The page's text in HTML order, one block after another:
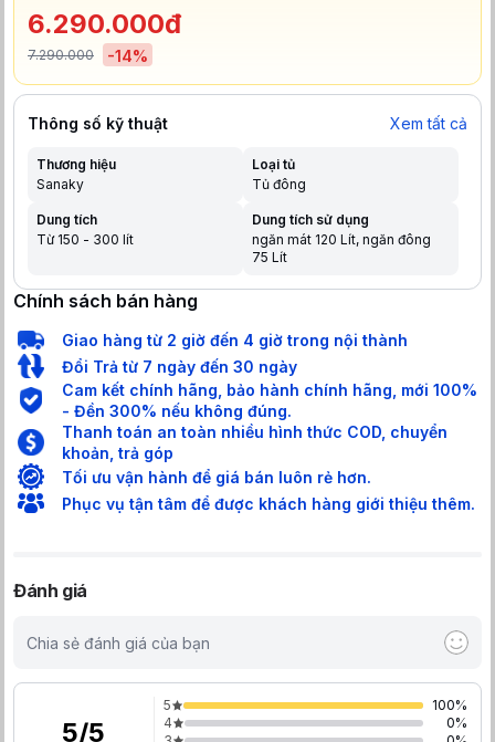
6.290.000đ
7.290.000 -14%
Thông số kỹ thuật Xem tất cả
Thương hiệu
Sanaky
Loại tủ
Tủ đông
Dung tích
Từ 150 - 300 lít
Dung tích sử dụng
ngăn mát 120 Lít, ngăn đông
75 Lít
Chính sách bán hàng
Giao hàng từ 2 giờ đến 4 giờ trong nội thành
Đổi Trả từ 7 ngày đến 30 ngày
Cam kết chính hãng, bảo hành chính hãng, mới 100%
- Đền 300% nếu không đúng.
Thanh toán an toàn nhiều hình thức COD, chuyển
khoản, trả góp
Tối ưu vận hành để giá bán luôn rẻ hơn.
Phục vụ tận tâm để được khách hàng giới thiệu thêm.
Đánh giá
Chia sẻ đánh giá của bạn
5/5
5 100%
4
0%